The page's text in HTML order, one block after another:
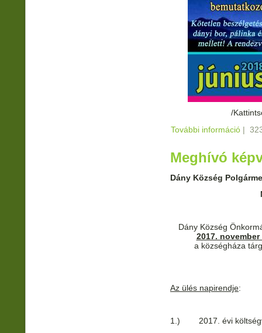
/
További információ |
Meghívó
Dány Község
Dány Község
2017. november
a községháza
Az ülés napirendje:
1.) 2017. évi